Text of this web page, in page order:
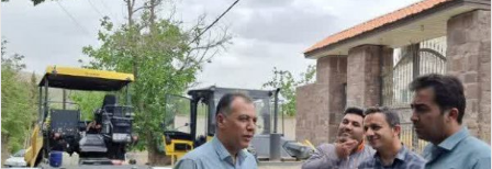
ل
ب
ه
ا
ی
م